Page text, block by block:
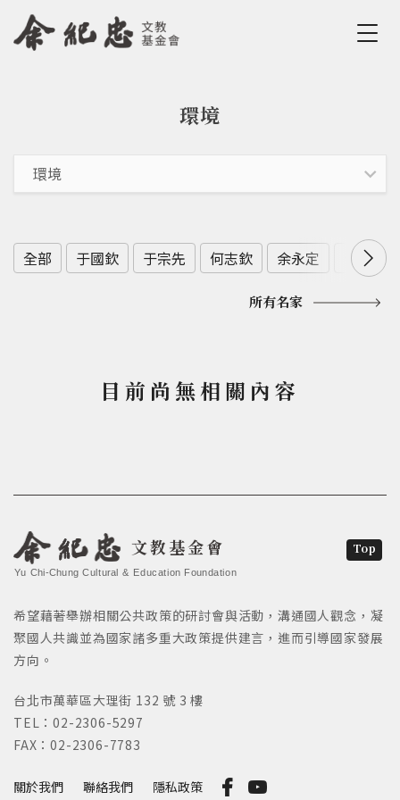
Jump to Navigation
Jump to Main content
環境
全部 于國欽 于宗先 何志欽 余永定 余範英
所有名家
目前尚無相關內容
文教基金會
Yu Chi-Chung Cultural & Education Foundation
關於我們 聯絡我們 隱私政策
希望藉著舉辦相關公共政策的研討會與活動，溝通國人觀念，凝
聚國人共識並為國家諸多重大政策提供建言，進而引導國家發展
方向。
台北市萬華區大理街 132 號 3 樓
TEL：02-2306-5297
FAX：02-2306-7783
Top